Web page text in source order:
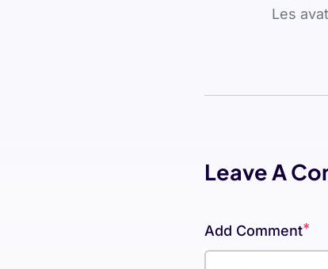
Les
Leave A
Add Comment*